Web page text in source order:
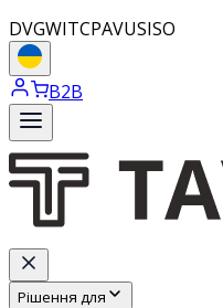
DVGWITCPAVUSISO
B2B
Рішення для